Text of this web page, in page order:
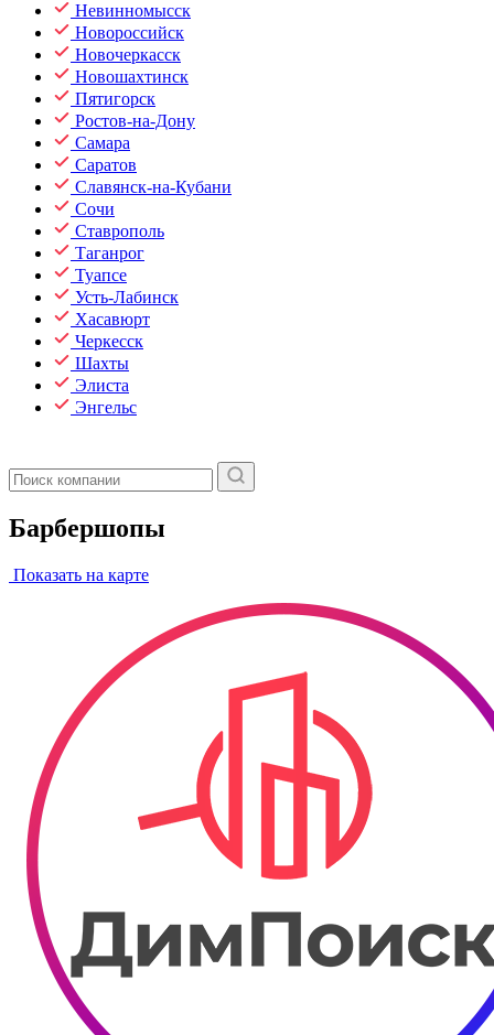
Невинномысск
Новороссийск
Новочеркасск
Новошахтинск
Пятигорск
Ростов-на-Дону
Самара
Саратов
Славянск-на-Кубани
Сочи
Ставрополь
Таганрог
Туапсе
Усть-Лабинск
Хасавюрт
Черкесск
Шахты
Элиста
Энгельс
Барбершопы
Показать на карте